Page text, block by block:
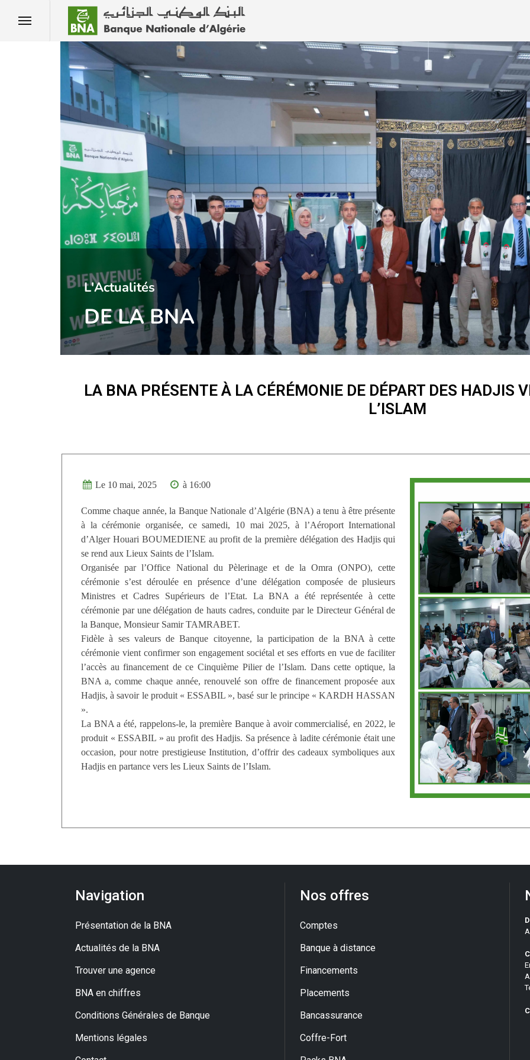
l'Actualités
DE LA BNA
LA BNA PRÉSENTE À LA CÉRÉMONIE DE DÉPART DES HADJIS
L’ISLAM
Le 10 mai, 2025 à 16:00
Comme chaque année, la Banque Nationale d’Algérie (BNA) a tenu à être présente
à la cérémonie organisée, ce samedi, 10 mai 2025, à l’Aéroport International
d’Alger Houari BOUMEDIENE au profit de la première délégation des Hadjis qui
se rend aux Lieux Saints de l’Islam.
Organisée par l’Office National du Pèlerinage et de la Omra (ONPO), cette
cérémonie s’est déroulée en présence d’une délégation composée de plusieurs
Ministres et Cadres Supérieurs de l’Etat. La BNA a été représentée à cette
cérémonie par une délégation de hauts cadres, conduite par le Directeur Général de
la Banque, Monsieur Samir TAMRABET.
Fidèle à ses valeurs de Banque citoyenne, la participation de la BNA à cette
cérémonie vient confirmer son engagement sociétal et ses efforts en vue de faciliter
l’accès au financement de ce Cinquième Pilier de l’Islam. Dans cette optique, la
BNA a, comme chaque année, renouvelé son offre de financement proposée aux
Hadjis, à savoir le produit « ESSABIL », basé sur le principe « KARDH HASSAN
».
La BNA a été, rappelons-le, la première Banque à avoir commercialisé, en 2022, le
produit « ESSABIL » au profit des Hadjis. Sa présence à ladite cérémonie était une
occasion, pour notre prestigieuse Institution, d’offrir des cadeaux symboliques aux
Hadjis en partance vers les Lieux Saints de l’Islam.
Navigation
Présentation de la BNA
Actualités de la BNA
Trouver une agence
BNA en chiffres
Conditions Générales de Banque
Mentions légales
Nos offres
Comptes
Banque à distance
Financements
Placements
Bancassurance
Coffre-Fort